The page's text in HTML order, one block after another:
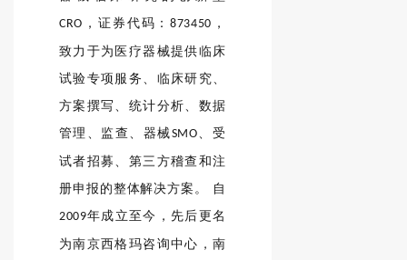
CRO ，证券代码：873450 ，
致力于为医疗器械提供临床
试验专项服务、临床研究、
方案撰写、统计分析、数据
管理、监查、器械SMO、受
试者招募、第三方稽查和注
册申报的整体解决方案。 自
2009年成立至今，先后更名
为南京西格玛咨询中心，南